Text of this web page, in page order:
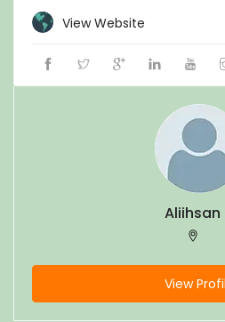
View Website
Aliihsan
View